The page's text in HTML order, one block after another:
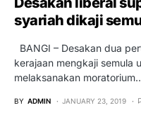
syariah dikaji
BANGI – Desakan dua
kerajaan mengkaji semula
melaksanakan
BY ADMIN JANUARY 23, 2019